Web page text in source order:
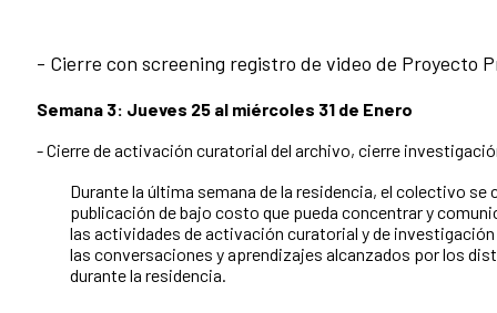
- Cierre con screening registro de video de Proyecto
Semana 3: Jueves 25 al miércoles 31 de Enero
- Cierre de activación curatorial del archivo, cierre
Durante la última semana de la residencia, el colectivo se
publicación de bajo costo que pueda concentrar y
las actividades de activación curatorial y de
las conversaciones y aprendizajes alcanzados por los
durante la residencia.